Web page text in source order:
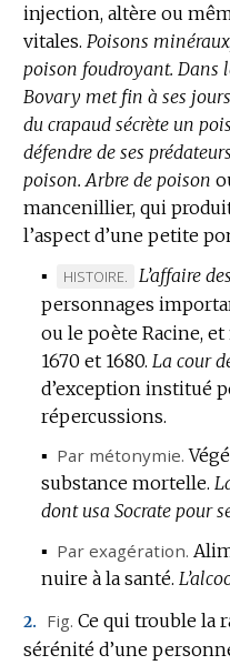
injection, altère ou
vitales. Poisons
poison foudroyant. Dans
Bovary met fin à ses
du crapaud sécrète un
défendre de ses
poison. Arbre de poison
mancenillier, qui
l’aspect d’une petite
▪
MARQUE
DE
DOMAINE
:
HISTOIRE. L’affaire
personnages
ou le poète Racine,
1670 et 1680. La cour
d’exception institué
répercussions.
▪ Par métonymie.
substance mortelle.
dont usa Socrate pour
▪ Par exagération.
nuire à la santé.
2. Fig. Ce qui trouble la
sérénité d’une